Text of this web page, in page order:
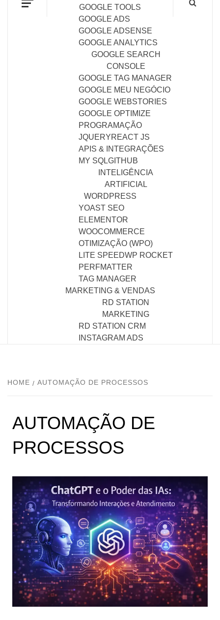
GOOGLE TOOLS
GOOGLE ADS
GOOGLE ADSENSE
GOOGLE ANALYTICS
GOOGLE SEARCH
CONSOLE
GOOGLE TAG MANAGER
GOOGLE MEU NEGÓCIO
GOOGLE WEBSTORIES
GOOGLE OPTIMIZE
PROGRAMAÇÃO
JQUERYREACT JS
APIS & INTEGRAÇÕES
MY SQLGITHUB
INTELIGÊNCIA
ARTIFICIAL
WORDPRESS
YOAST SEO
ELEMENTOR
WOOCOMMERCE
OTIMIZAÇÃO (WPO)
LITE SPEEDWP ROCKET
PERFMATTER
TAG MANAGER
MARKETING & VENDAS
RD STATION
MARKETING
RD STATION CRM
INSTAGRAM ADS
HOME AUTOMAÇÃO DE PROCESSOS
AUTOMAÇÃO DE
PROCESSOS